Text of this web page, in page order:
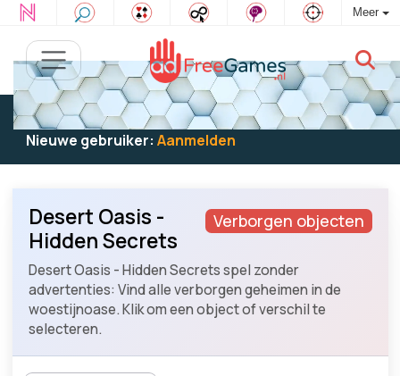
Meer
Bestaande gebruiker: Log in
om te spelen
Nieuwe gebruiker: Aanmelden
Verborgen objecten
Desert Oasis -
Hidden Secrets
Desert Oasis - Hidden Secrets spel zonder
advertenties: Vind alle verborgen geheimen in de
woestijnoase. Klik om een object of verschil te
selecteren.